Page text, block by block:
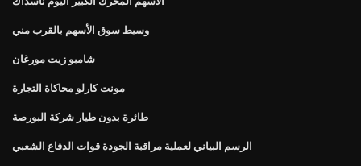
وسيط سوق الأسهم بالقرب مني
شامبو زيت مورغان
مونت كارلو محاكاة التجارة
طائرة بدون طيار شركة البورصة
الرسم البياني لعملية مراقبة الجودة قوات الدفاع الشعبي